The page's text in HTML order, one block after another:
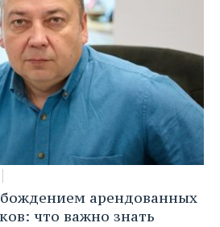
арендованных
что важно знать